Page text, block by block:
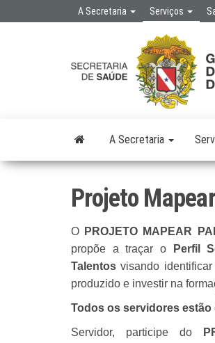
to
A Secretaria Serviços
A Secretaria
Projeto
O PROJETO MAPEAR
propõe a traçar o
Perfil
Talentos visando
produzido e investir na
Todos os servidores
Servidor, participe do